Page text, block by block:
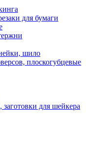
для бумаги
шило
плоскогубцевые
для шейкера